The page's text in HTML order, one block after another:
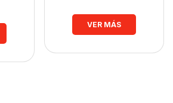
VER MÁS